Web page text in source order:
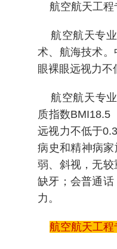
航空航天工程
航空航天专业
术、航海技术
眼裸眼远视力不
航空航天专业
质指数BMI18.5
远视力不低于
病史和精神病家
弱、斜视，无较
缺牙；会普通
力。
航空航天工程